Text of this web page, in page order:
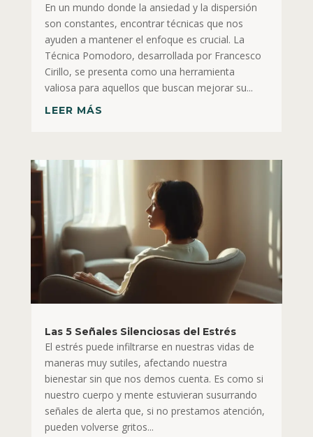
En un mundo donde la ansiedad y la dispersión
son constantes, encontrar técnicas que nos
ayuden a mantener el enfoque es crucial. La
Técnica Pomodoro, desarrollada por Francesco
Cirillo, se presenta como una herramienta
valiosa para aquellos que buscan mejorar su...
LEER MÁS
Las 5 Señales Silenciosas del Estrés
El estrés puede infiltrarse en nuestras vidas de
maneras muy sutiles, afectando nuestra
bienestar sin que nos demos cuenta. Es como si
nuestro cuerpo y mente estuvieran susurrando
señales de alerta que, si no prestamos atención,
pueden volverse gritos...